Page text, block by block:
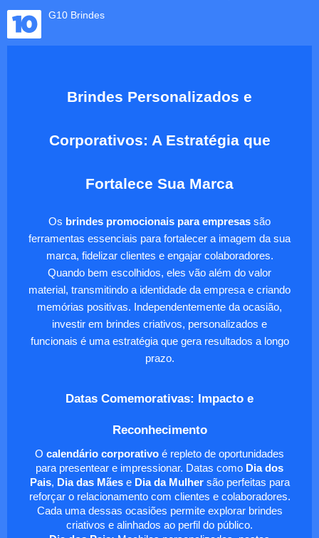
G10 Brindes
Brindes Personalizados e
Corporativos: A Estratégia que
Fortalece Sua Marca
Os brindes promocionais para empresas são
ferramentas essenciais para fortalecer a imagem da sua
marca, fidelizar clientes e engajar colaboradores.
Quando bem escolhidos, eles vão além do valor
material, transmitindo a identidade da empresa e criando
memórias positivas. Independentemente da ocasião,
investir em brindes criativos, personalizados e
funcionais é uma estratégia que gera resultados a longo
prazo.
Datas Comemorativas: Impacto e
Reconhecimento
O calendário corporativo é repleto de oportunidades
para presentear e impressionar. Datas como Dia dos
Pais, Dia das Mãese Dia da Mulhersão perfeitas para
reforçar o relacionamento com clientes e colaboradores.
Cada uma dessas ocasiões permite explorar brindes
criativos e alinhados ao perfil do público.